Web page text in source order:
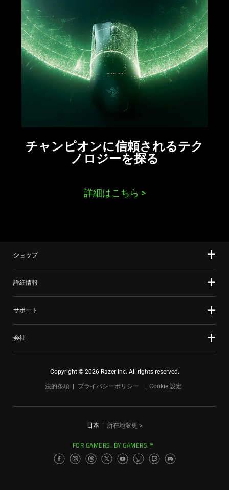
チャンピオンに信頼されるテク
ノロジーを探る
詳細はこちら >
ショップ
詳細情報
サポート
会社
Copyright © 2026 Razer Inc. All rights reserved.
法的条項
プライバシーポリシー Cookie 設定
日本 所在地変更 >
FOR GAMERS. BY GAMERS.™